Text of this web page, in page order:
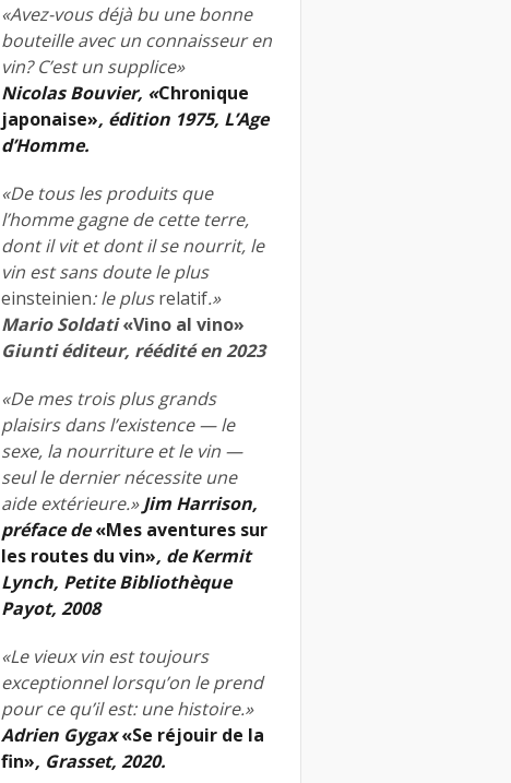
«Avez-vous déjà bu une bonne
bouteille avec un connaisseur en
vin? C’est un supplice»
Nicolas Bouvier, «Chronique
japonaise», édition 1975, L’Age
d’Homme.
«De tous les produits que
l’homme gagne de cette terre,
dont il vit et dont il se nourrit, le
vin est sans doute le plus
einsteinien: le plusrelatif.»
Mario Soldati«Vino al vino»
Giunti éditeur, réédité en 2023
«De mes trois plus grands
plaisirs dans l’existence — le
sexe, la nourriture et le vin —
seul le dernier nécessite une
aide extérieure.»Jim Harrison,
préface de«Mes aventures sur
les routes du vin», de Kermit
Lynch, Petite Bibliothèque
Payot, 2008
«Le vieux vin est toujours
exceptionnel lorsqu’on le prend
pour ce qu’il est: une histoire.»
Adrien Gygax«Se réjouir de la
fin», Grasset, 2020.